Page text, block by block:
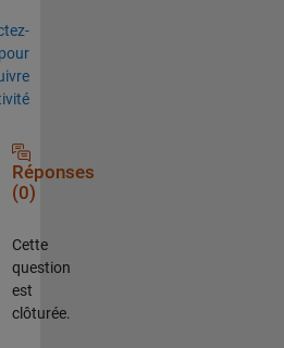
Réponses
(0)
Cette
question
est
clôturée.